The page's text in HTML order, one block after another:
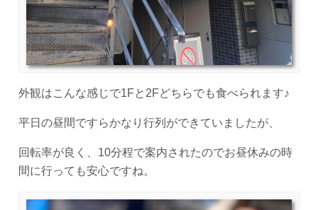
外観はこんな感じで1Fと2Fどちらでも食べられます♪
平日の昼間ですらかなり行列ができていましたが、
回転率が良く、10分程で案内されたのでお昼休みの時
間に行っても安心ですね。